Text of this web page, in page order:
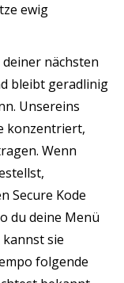
ewig
nächsten
bleibt geradlinig
Unsereins
konzentriert,
Wenn
Secure Kode
du deine Menü
sie
folgende